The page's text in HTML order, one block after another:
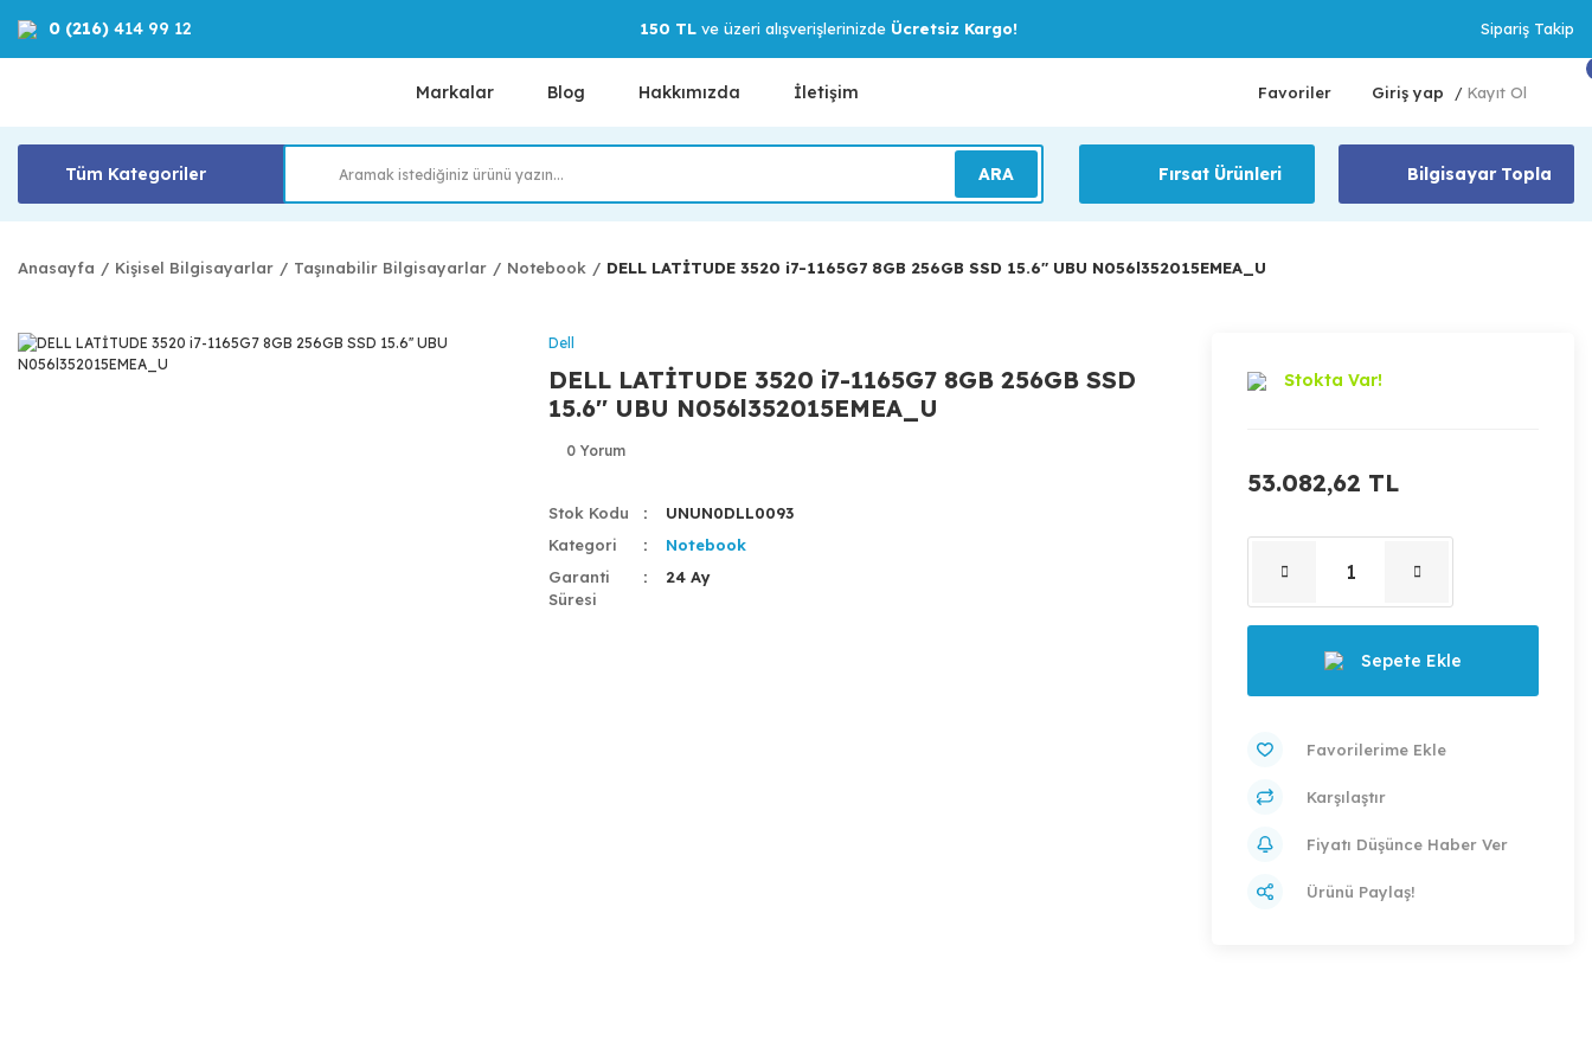
0 (216) 414 99 12 150 TLve üzeri alışverişlerinizde Ücretsiz Kargo! Sipariş Takip
Markalar Blog Hakkımızda İletişim Favoriler Giriş yap / Kayıt Ol
Tüm Kategoriler ARA Fırsat Ürünleri Bilgisayar Topla
Anasayfa Kişisel Bilgisayarlar Taşınabilir Bilgisayarlar Notebook DELL LATİTUDE 3520 i7-1165G7 8GB 256GB SSD 15.6'' UBU N056l352015EMEA_U
Dell
DELL LATİTUDE 3520 i7-1165G7 8GB 256GB SSD
15.6'' UBU N056l352015EMEA_U
0 Yorum
Stok Kodu
UNUN0DLL0093
Kategori
Notebook
Garanti
Süresi
24 Ay
Stokta Var!
53.082,62 TL
Sepete Ekle
Karşılaştır
Fiyatı Düşünce Haber Ver
Ürünü Paylaş!